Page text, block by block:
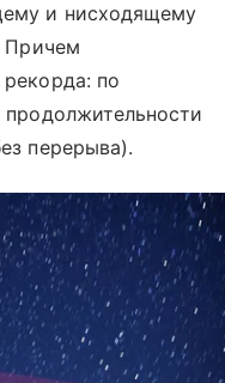
и нисходящему
Причем
по
перерыва).